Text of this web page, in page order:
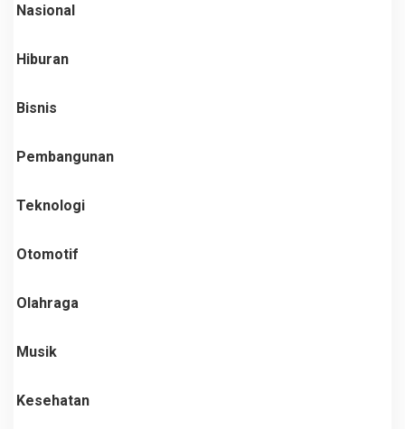
Nasional
Hiburan
Bisnis
Pembangunan
Teknologi
Otomotif
Olahraga
Musik
Kesehatan